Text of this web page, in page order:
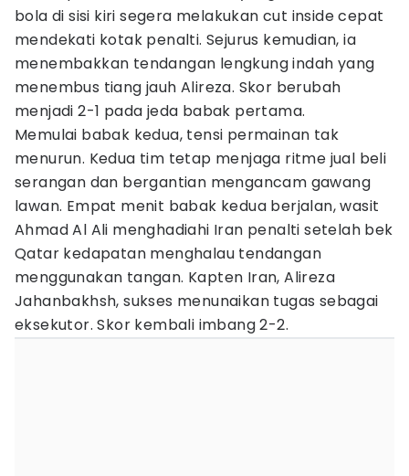
bola di sisi kiri segera melakukan cut inside cepat
mendekati kotak penalti. Sejurus kemudian, ia
menembakkan tendangan lengkung indah yang
menembus tiang jauh Alireza. Skor berubah
menjadi 2-1 pada jeda babak pertama.
Memulai babak kedua, tensi permainan tak
menurun. Kedua tim tetap menjaga ritme jual beli
serangan dan bergantian mengancam gawang
lawan. Empat menit babak kedua berjalan, wasit
Ahmad Al Ali menghadiahi Iran penalti setelah bek
Qatar kedapatan menghalau tendangan
menggunakan tangan. Kapten Iran, Alireza
Jahanbakhsh, sukses menunaikan tugas sebagai
eksekutor. Skor kembali imbang 2-2.